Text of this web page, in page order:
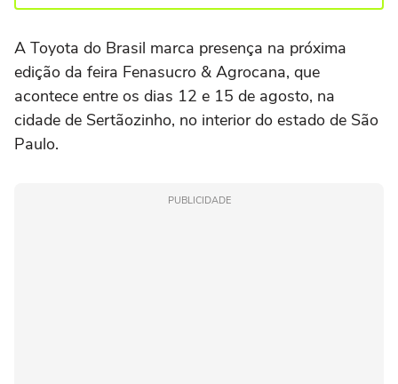
A Toyota do Brasil marca presença na próxima
edição da feira Fenasucro & Agrocana, que
acontece entre os dias 12 e 15 de agosto, na
cidade de Sertãozinho, no interior do estado de São
Paulo.
PUBLICIDADE